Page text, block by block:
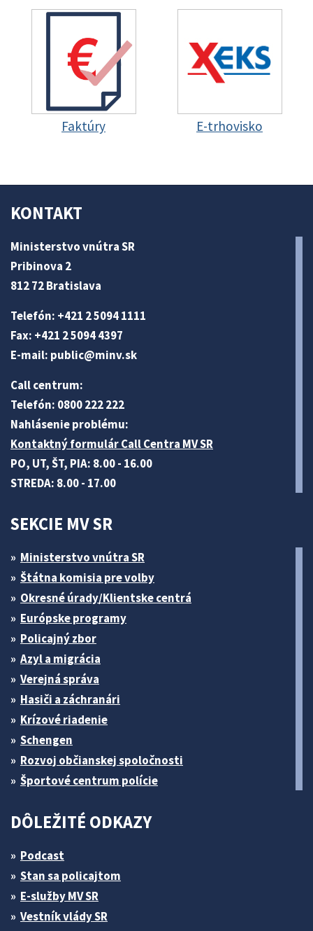
Faktúry E-trhovisko
KONTAKT
Ministerstvo vnútra SR
Pribinova 2
812 72 Bratislava
Telefón: +421 2 5094 1111
Fax: +421 2 5094 4397
E-mail: public@minv.sk
Call centrum:
Telefón: 0800 222 222
Nahlásenie problému:
Kontaktný formulár Call Centra MV SR
PO, UT, ŠT, PIA: 8.00 - 16.00
STREDA: 8.00 - 17.00
SEKCIE MV SR
Ministerstvo vnútra SR
Štátna komisia pre volby
Okresné úrady/Klientske centrá
Európske programy
Policajný zbor
Azyl a migrácia
Verejná správa
Hasiči a záchranári
Krízové riadenie
Schengen
Rozvoj občianskej spoločnosti
Športové centrum polície
DÔLEŽITÉ ODKAZY
Podcast
Stan sa policajtom
E-služby MV SR
Vestník vlády SR